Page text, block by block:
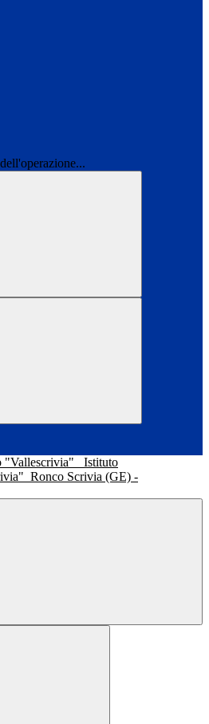
Istituto
Ronco Scrivia (GE) -